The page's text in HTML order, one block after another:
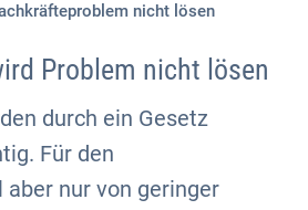
nicht lösen
Problem nicht lösen
durch ein Gesetz
Für den
nur von geringer